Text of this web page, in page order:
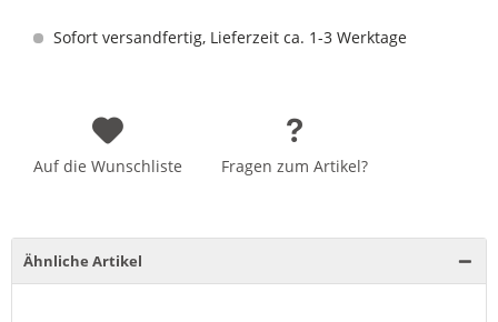
Sofort versandfertig, Lieferzeit ca. 1-3 Werktage
Auf die Wunschliste Fragen zum Artikel?
Ähnliche Artikel